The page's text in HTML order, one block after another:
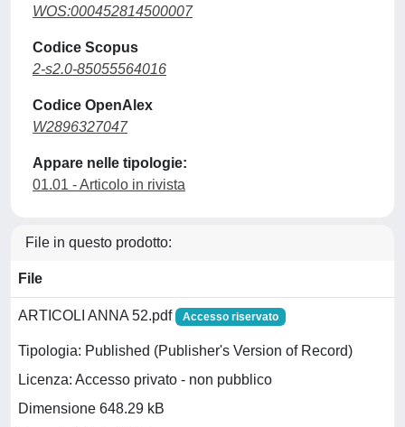
WOS:000452814500007
Codice Scopus
2-s2.0-85055564016
Codice OpenAlex
W2896327047
Appare nelle tipologie:
01.01 - Articolo in rivista
File in questo prodotto:
File
ARTICOLI ANNA 52.pdf Accesso riservato
Tipologia: Published (Publisher's Version of Record)
Licenza: Accesso privato - non pubblico
Dimensione 648.29 kB